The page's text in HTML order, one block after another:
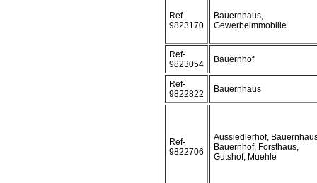
Ref-
9823170
Bauernhaus,
Gewerbeimmobilie
Ref-
9823054
Bauernhof
Ref-
9822822
Bauernhaus
Ref-
9822706
Aussiedlerhof,
Bauernhof, Forsthaus,
Gutshof, Muehle